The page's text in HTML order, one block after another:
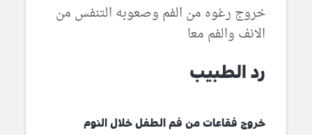
خروج رغوه من الفم وصعوبه التنفس من
الانف والفم معا
رد الطبيب
خروج فقاعات من فم الطفل خلال النوم